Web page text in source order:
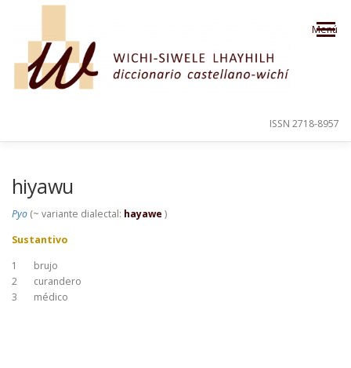
Saltar al contenido
Menú
ISSN 2718-8957
hiyawu
Pyo (~ variante dialectal: hayawe )
Sustantivo
1
brujo
2
curandero
3
médico